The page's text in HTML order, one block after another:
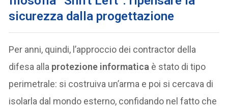
sicurezza dalla progettazione
Per anni, quindi, l’approccio dei contractor della
difesa alla protezione informatica è stato di tipo
perimetrale: si costruiva un’arma e poi si cercava di
isolarla dal mondo esterno, confidando nel fatto che